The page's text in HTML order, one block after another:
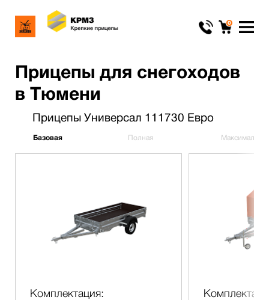
0
Прицепы для снегоходов
в Тюмени
Прицепы Универсал 111730 Евро
Базовая Полная Максимальная
Комплектация: